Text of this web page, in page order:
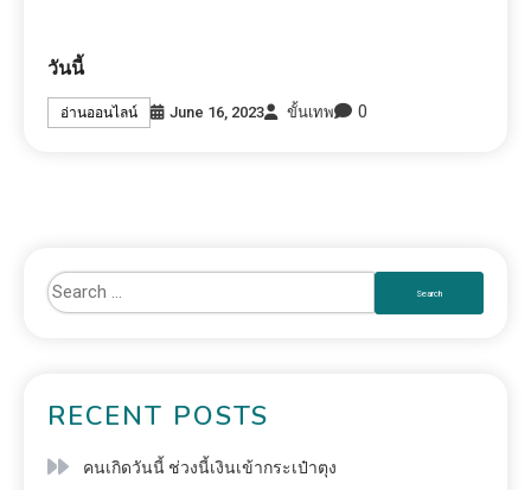
วันนี้
อ่านออนไลน์ June 16, 2023 ขั้นเทพ 0
RECENT POSTS
คนเกิดวันนี้ ช่วงนี้เงินเข้ากระเป๋าตุง